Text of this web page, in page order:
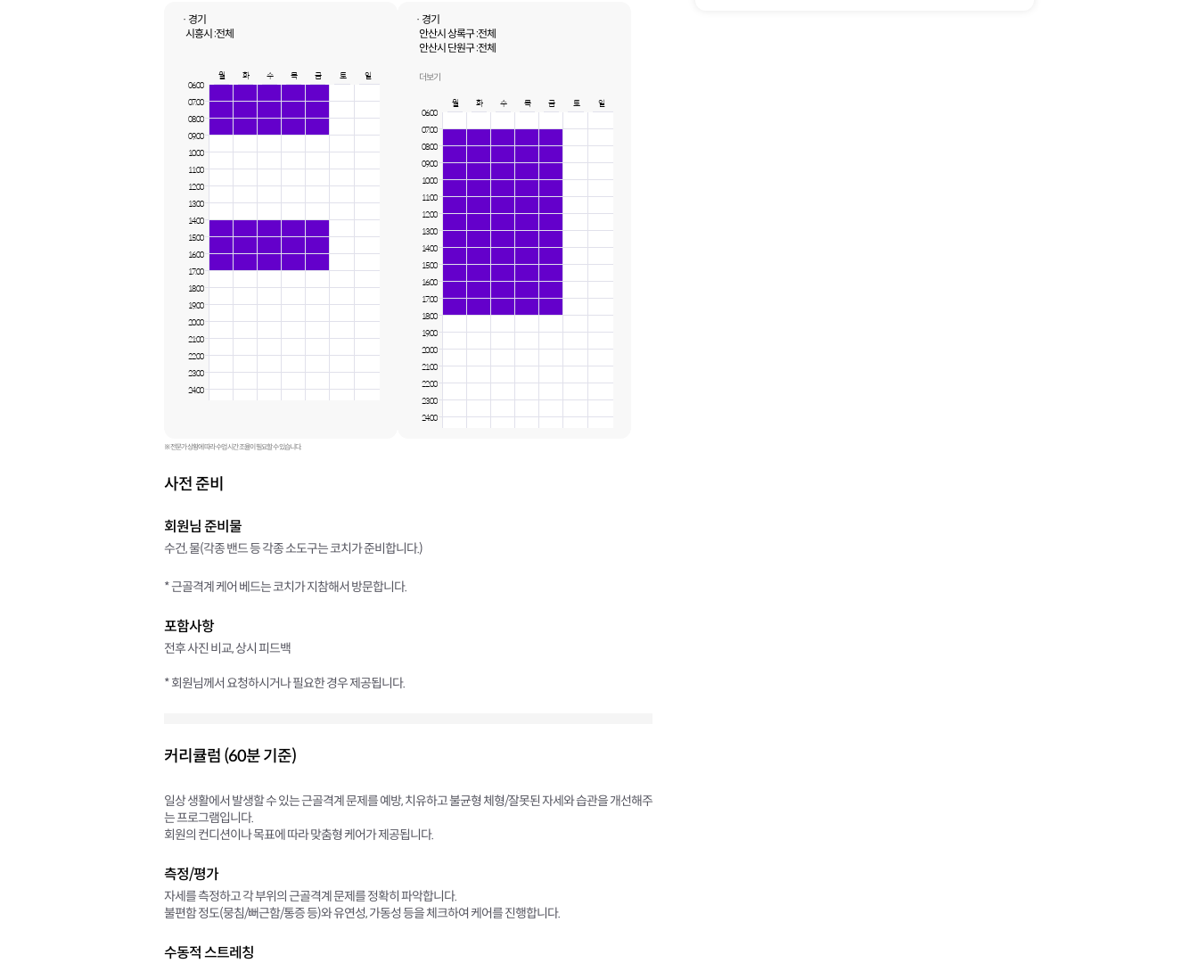
· 경기
시흥시 :전체
월 화 수 목 금 토
일
06:00
07:00
08:00
09:00
10:00
11:00
12:00
13:00
14:00
15:00
16:00
17:00
18:00
19:00
20:00
21:00
22:00
23:00
24:00
· 경기
안산시 상록구 :전체
안산시 단원구 :전체
더보기
월 화 수 목 금 토
일
06:00
07:00
08:00
09:00
10:00
11:00
12:00
13:00
14:00
15:00
16:00
17:00
18:00
19:00
20:00
21:00
22:00
23:00
24:00
※ 전문가 상황에 따라 수업 시간 조율이 필요할 수 있습니다.
사전 준비
회원님 준비물
수건, 물(각종 밴드 등 각종 소도구는 코치가 준비합니다.)
* 근골격계 케어 베드는 코치가 지참해서 방문합니다.
포함사항
전후 사진 비교, 상시 피드백
* 회원님께서 요청하시거나 필요한 경우 제공됩니다.
커리큘럼 (60분 기준)
일상 생활에서 발생할 수 있는 근골격계 문제를 예방, 치유하고 불균형 체형/잘못된 자세와 습관을 개선해주
는 프로그램입니다.
회원의 컨디션이나 목표에 따라 맞춤형 케어가 제공됩니다.
측정/평가
자세를 측정하고 각 부위의 근골격계 문제를 정확히 파악합니다.
불편함 정도(뭉침/뻐근함/통증 등)와 유연성, 가동성 등을 체크하여 케어를 진행합니다.
수동적 스트레칭